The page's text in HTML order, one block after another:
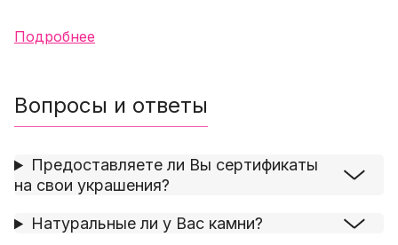
Подробнее
Вопросы и ответы
Предоставляете ли Вы сертификаты
на свои украшения?
Натуральные ли у Вас камни?